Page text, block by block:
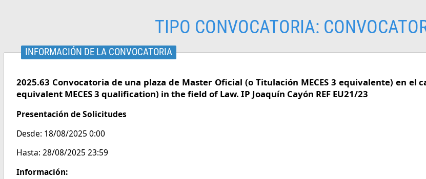
TIPO CONVOCATORIA:
INFORMACIÓN DE LA CONVOCATORIA
2025.63 Convocatoria de una plaza de Master Oficial (o Titulación MECES 3 equivalente) en
equivalent MECES 3 qualification) in the field of Law. IP Joaquín Cayón REF EU21/23
Presentación de Solicitudes
Desde: 18/08/2025 0:00
Hasta: 28/08/2025 23:59
Información: